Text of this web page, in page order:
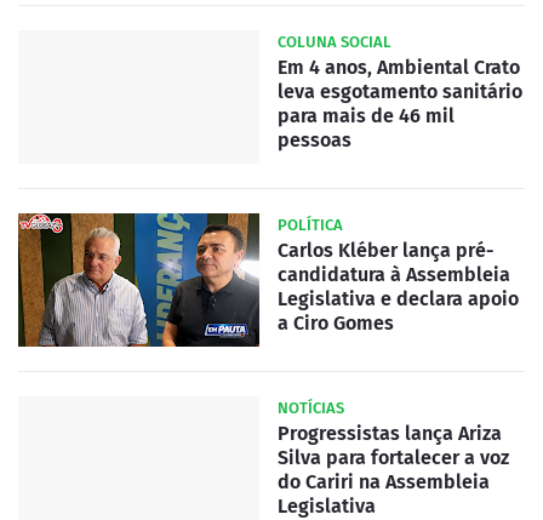
COLUNA SOCIAL
Em 4 anos, Ambiental Crato
leva esgotamento sanitário
para mais de 46 mil
pessoas
POLÍTICA
Carlos Kléber lança pré-
candidatura à Assembleia
Legislativa e declara apoio
a Ciro Gomes
NOTÍCIAS
Progressistas lança Ariza
Silva para fortalecer a voz
do Cariri na Assembleia
Legislativa